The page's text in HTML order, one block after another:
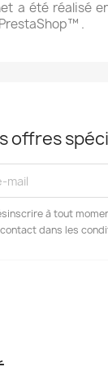
a été réalisé
.
offres
à tout
dans les